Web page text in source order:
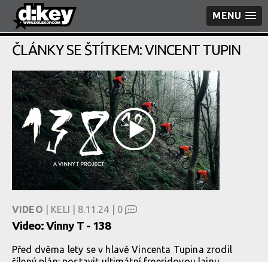
MENU
ČLÁNKY SE ŠTÍTKEM: VINCENT TUPIN
VIDEO | KELI | 8.11.24 | 0
Video: Vinny T - 138
Před dvěma lety se v hlavě Vincenta Tupina zrodil